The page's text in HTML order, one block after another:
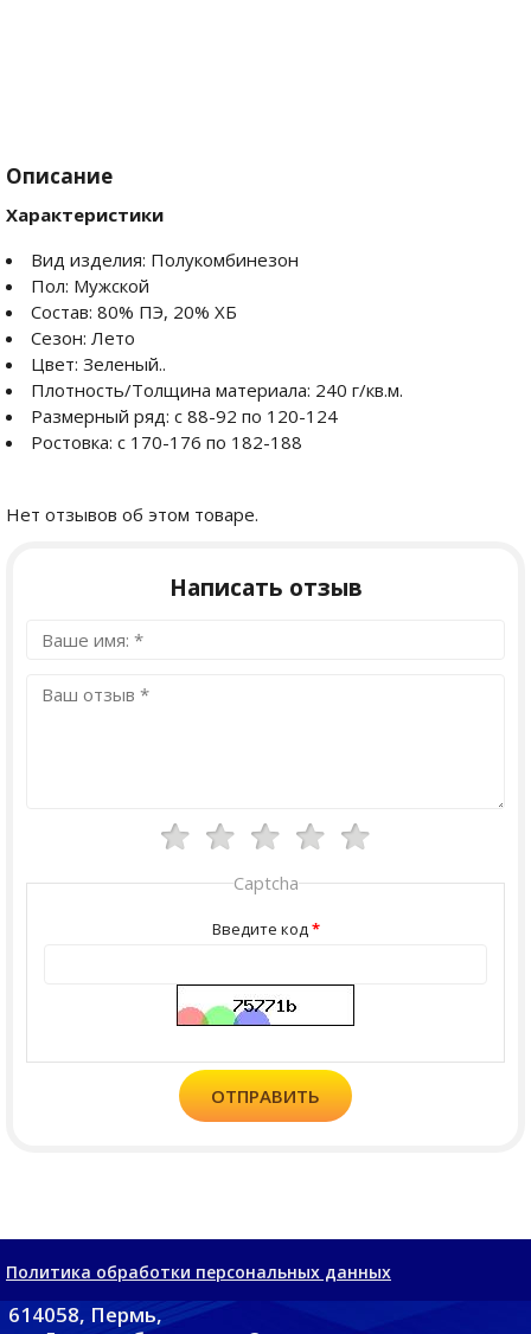
Описание
Характеристики
Вид изделия: Полукомбинезон
Пол: Мужской
Состав: 80% ПЭ, 20% ХБ
Сезон: Лето
Цвет: Зеленый..
Плотность/Толщина материала: 240 г/кв.м.
Размерный ряд: с 88-92 по 120-124
Ростовка: с 170-176 по 182-188
Нет отзывов об этом товаре.
Написать отзыв
Captcha
Введите код
ОТПРАВИТЬ
Политика обработки персональных данных
614058, Пермь,